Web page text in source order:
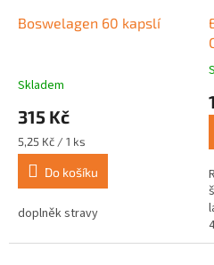
Boswelagen 60 kapslí
Skladem
315 Kč
Měrná
cena:
5,25 Kč / 1 ks
Do košíku
doplněk stravy
5